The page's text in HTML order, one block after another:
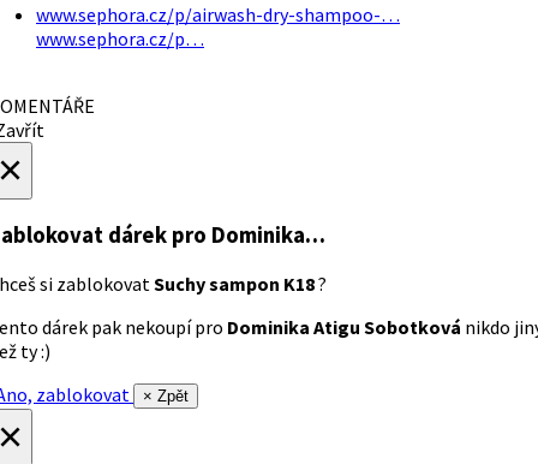
www.sephora.cz/p/airwash-dry-shampoo-…
www.sephora.cz/p…
dárek pro Dominika…
si zablokovatSuchy sampon K18?
dárek pak nekoupí pro Dominika Atigu Sobotková nikdo
ty :)
zablokovat
× Zpět